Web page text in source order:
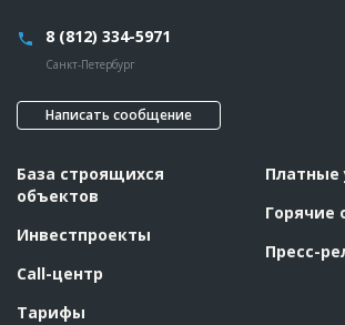
8 (812) 334-5971
Санкт-Петербург
Написать сообщение
База строящихся
объектов
Инвестпроекты
Call-центр
Тарифы
Платные
Горячие
Пресс-